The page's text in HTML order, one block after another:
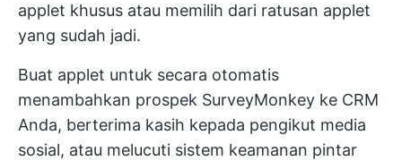
applet khusus atau memilih dari ratusan applet
yang sudah jadi.
Buat applet untuk secara otomatis
menambahkan prospek SurveyMonkey ke CRM
Anda, berterima kasih kepada pengikut media
sosial, atau melucuti sistem keamanan pintar